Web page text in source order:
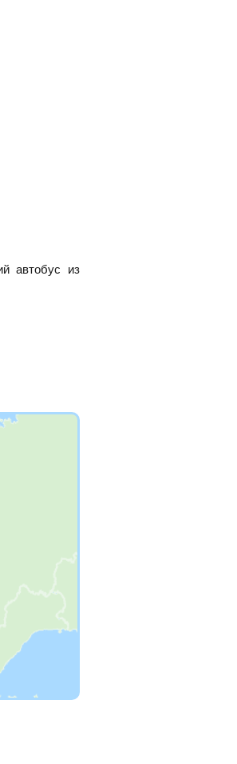
автобус из